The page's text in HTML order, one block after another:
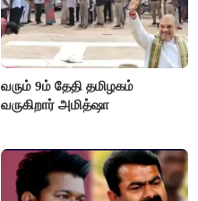
வரும் 9ம் தேதி தமிழகம்
வருகிறார் அமித்ஷா